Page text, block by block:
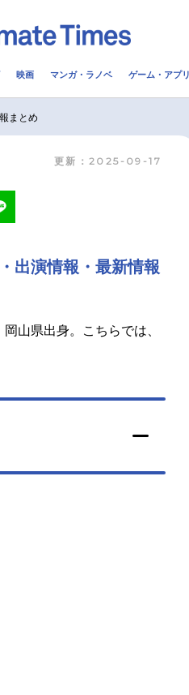
2.5次元
覧
声優一覧
今期アニメ
夏アニメ
映画 マンガ・ラノベ ゲーム・アプリ
まとめ
更新：2025-09-17
出演情報・最新情報
山県出身。こちらでは、